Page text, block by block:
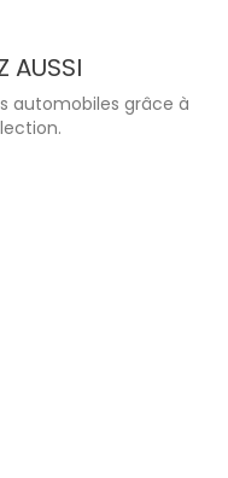
AUSSI
automobiles grâce à